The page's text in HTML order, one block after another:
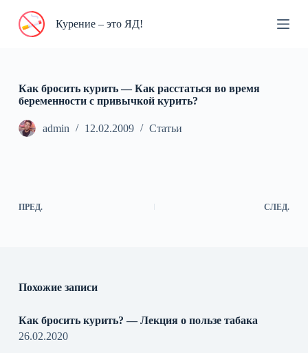
П
и
к
у
Курение – это ЯД!
Как бросить курить — Как расстаться во время
беременности с привычкой курить?
admin 12.02.2009 Статьи
ПРЕД. СЛЕД.
Похожие записи
Как бросить курить? — Лекция о пользе табака
26.02.2020